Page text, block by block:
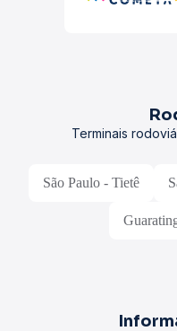
Terminais
São Paulo - Tietê